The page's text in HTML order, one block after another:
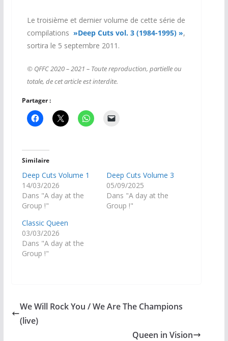
Le troisième et dernier volume de cette série de
compilations »Deep Cuts vol. 3 (1984-1995) »,
sortira le 5 septembre 2011.
© QFFC 2020 – 2021 – Toute reproduction, partielle ou
totale, de cet article est interdite.
Partager :
Similaire
Deep Cuts Volume 1
14/03/2026
Dans "A day at the
Group !"
Deep Cuts Volume 3
05/09/2025
Dans "A day at the
Group !"
Classic Queen
03/03/2026
Dans "A day at the
Group !"
We Will Rock You / We Are The Champions
(live)
Queen in Vision